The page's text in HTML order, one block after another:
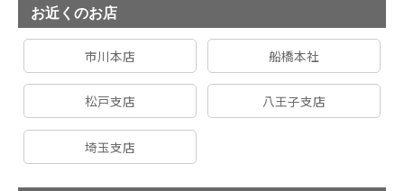
お近くのお店
市川本店 船橋本社
松戸支店 八王子支店
埼玉支店